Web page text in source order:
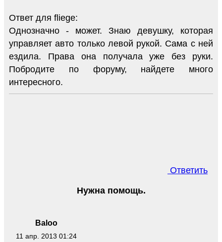
Ответ для fliege:
Однозначно - может. Знаю девушку, которая
управляет авто только левой рукой. Сама с ней
ездила. Права она получала уже без руки.
Побродите по форуму, найдете много
интересного.
Ответить
Baloo
11 апр. 2013 01:24
Нужна помощь.